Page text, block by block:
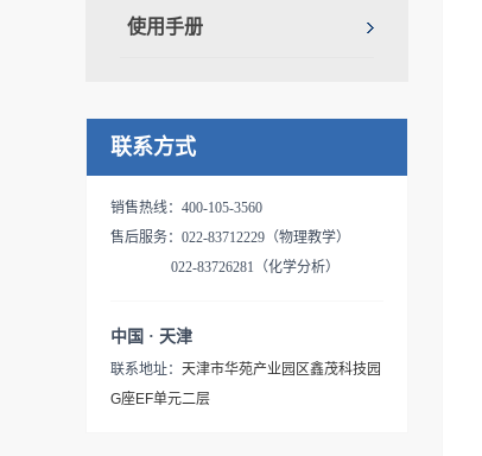
使用手册
联系方式
销售热线：400-105-3560
售后服务：022-83712229（物理教学）
022-83726281（化学分析）
中国 · 天津
联系地址： 天津市华苑产业园区鑫茂科技园
G座EF单元二层